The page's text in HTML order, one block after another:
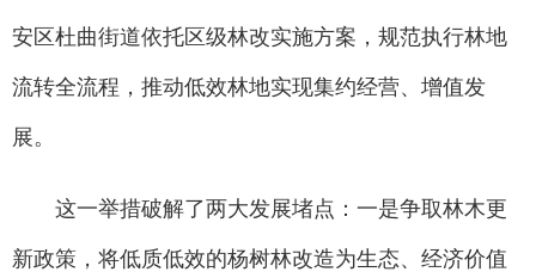
安区杜曲街道依托区级林改实施方案，规范执行林地
流转全流程，推动低效林地实现集约经营、增值发
展。
这一举措破解了两大发展堵点：一是争取林木更
新政策，将低质低效的杨树林改造为生态、经济价值